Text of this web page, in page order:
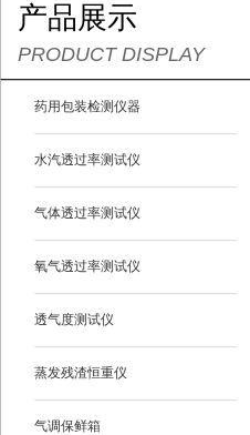
产品展示
PRODUCT DISPLAY
药用包装检测仪器
水汽透过率测试仪
气体透过率测试仪
氧气透过率测试仪
透气度测试仪
蒸发残渣恒重仪
气调保鲜箱